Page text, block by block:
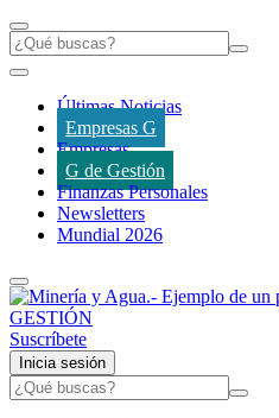
Últimas Noticias
Empresas G
Empresas
G de Gestión
Finanzas Personales
Newsletters
Mundial 2026
Suscríbete
Inicia sesión